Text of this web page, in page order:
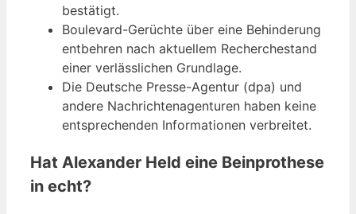
bestätigt.
Boulevard-Gerüchte über eine Behinderung
entbehren nach aktuellem Recherchestand
einer verlässlichen Grundlage.
Die Deutsche Presse-Agentur (dpa) und
andere Nachrichtenagenturen haben keine
entsprechenden Informationen verbreitet.
Hat Alexander Held eine Beinprothese
in echt?